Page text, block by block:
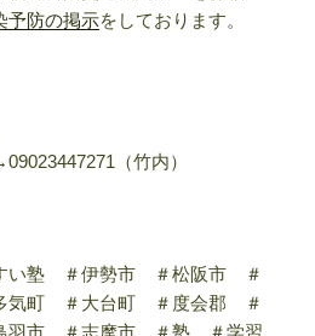
予防の掲示をしております。
（竹内）
すい塾 ＃伊勢市 ＃松阪市 ＃
気町 ＃大台町 ＃度会郡 ＃
羽市 ＃志摩市 ＃塾 ＃学習